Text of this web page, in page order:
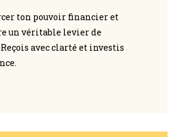
ton pouvoir financier et
un véritable levier de
avec clarté et investis